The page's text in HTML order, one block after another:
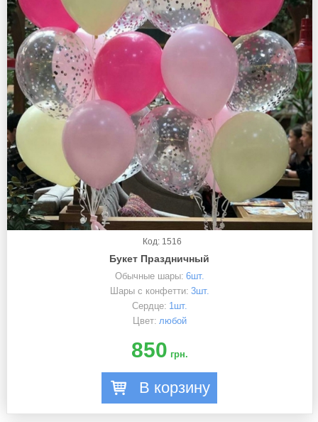
Код: 1516
Букет Праздничный
Обычные шары: 6шт.
Шары с конфетти: 3шт.
Сердце: 1шт.
Цвет: любой
850 грн.
В корзину